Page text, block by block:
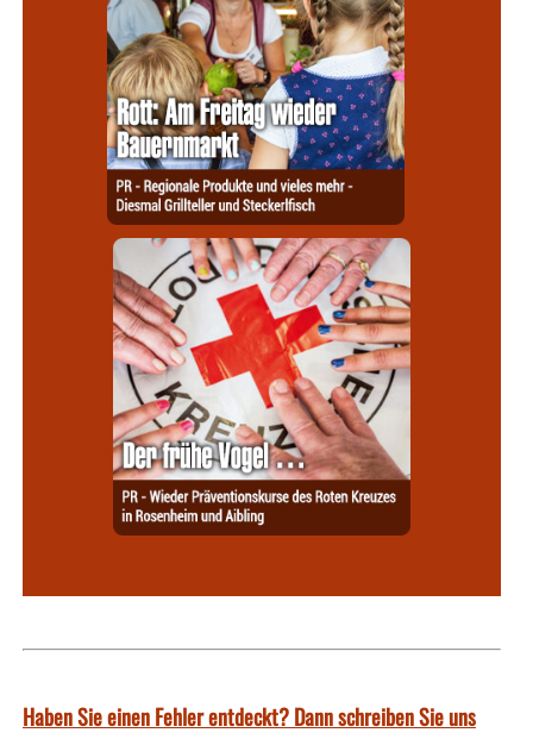
Haben Sie einen Fehler entdeckt? Dann schreiben Sie uns